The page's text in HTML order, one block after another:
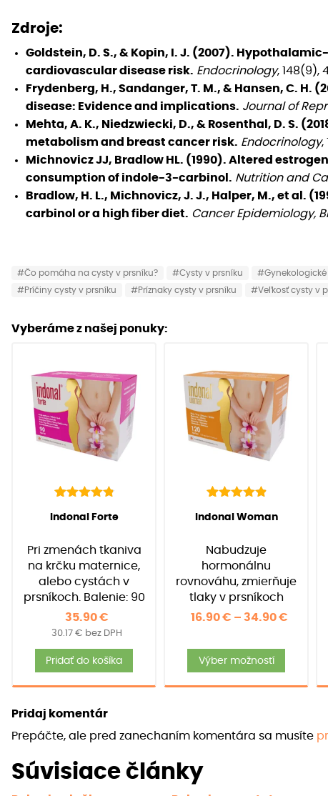
Zdroje:
Goldstein, D. S., & Kopin, I. J. (2007).
cardiovascular disease risk. Endocrinology, 148(9),
Frydenberg, H., Sandanger, T. M., & Hansen, C.
disease: Evidence and implications. Journal of
Mehta, A. K., Niedzwiecki, D., & Rosenthal, D. S.
metabolism and breast cancer risk. Endocrinology,
Michnovicz JJ, Bradlow HL. (1990). Altered
consumption of indole-3-carbinol. Nutrition and
Bradlow, H. L., Michnovicz, J. J., Halper, M., et al.
carbinol or a high fiber diet. Cancer Epidemiology,
#Čo pomáha na cysty v prsníku? #Cysty v prsníku #Gynekologické
#Príčiny cysty v prsníku
#Príznaky cysty v prsníku #Veľkosť cysty v
Vyberáme z našej ponuky:
4.91
základe
zákazníckych
recenzií
(142recenzií
Indonal Forte
Pri zmenách tkaniva
na krčku maternice,
alebo cystách v
prsníkoch. Balenie: 90
kapsúl
35.90€
30.17€ bez DPH
Pridať do košíka
4.97
zákazníckych
recenzií
(92recenzií
Indonal Woman
Nabudzuje
hormonálnu
rovnováhu, zmierňuje
tlaky v prsníkoch
počas i mimo
Balenie: 30/90/ 120
kapsúl
16.90€ – 34.90€Price
34.90
Výber možností
má
Pridaj komentár
Prepáčte, ale pred zanechaním komentára sa musíte
Súvisiace články